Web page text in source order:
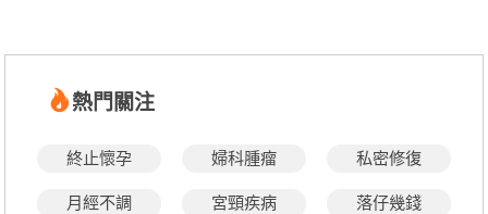
熱門關注
終止懷孕 婦科腫瘤 私密修復
月經不調 宮頸疾病 落仔幾錢